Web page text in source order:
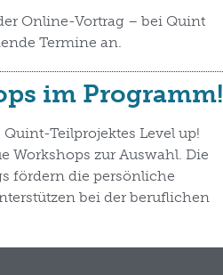
Online-Vortrag – bei Quint
Termine an.
im Programm!
Teilprojektes Level up!
Workshops zur Auswahl. Die
fördern die persönliche
bei der beruflichen